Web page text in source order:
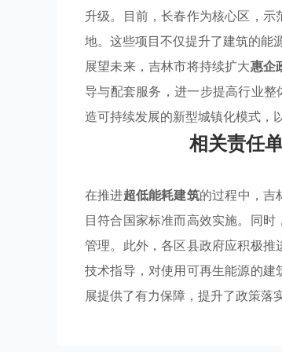
升级。目前，长春作为核心区，
地。这些项目不仅提升了建筑的能
展望未来，吉林市将持续扩大惠企
导与配套服务，进一步提高行业
造可持续发展的新型城镇化模式，
相关责任
在推进超低能耗建筑的过程中，吉
目符合国家标准而高效实施。同
管理。此外，各区县政府应积极
技术指导，对使用可再生能源的
展提供了有力保障，提升了政策落